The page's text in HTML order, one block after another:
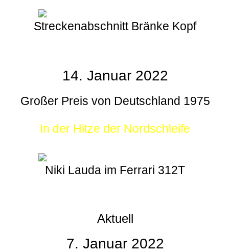
Streckenabschnitt Bränke Kopf
14. Januar 2022
Großer Preis von Deutschland 1975
In der Hitze der Nordschleife
Niki Lauda im Ferrari 312T
Aktuell
7. Januar 2022